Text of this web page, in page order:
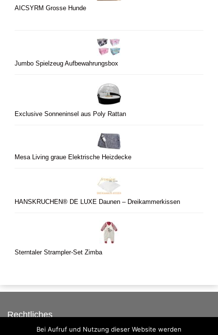
AICSYRM Grosse Hunde
Jumbo Spielzeug Aufbewahrungsbox
Exclusive Sonneninsel aus Poly Rattan
Mesa Living graue Elektrische Heizdecke
HANSKRUCHEN® DE LUXE Daunen – Dreikammerkissen
Sterntaler Strampler-Set Zimba
Rechtliches
Auf dieser Seite werben
Bei Aufruf und Nutzung dieser Website werden